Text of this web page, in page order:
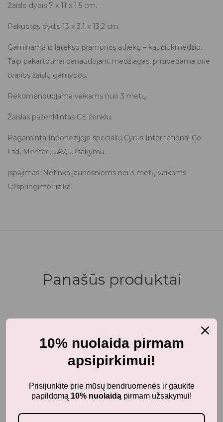
Žaislo dydis 7 x 11 x 1.5 cm.
Pakuotės dydis 13 x 3.1 x 13.2 cm.
Gaminama iš latekso pramonės atliekų – kaučiukmedžio.
Taip pakartotinai panaudojant medžiagas, prisidedama prie
tvarios žaislų gamybos.
Rekomenduojama vaikams nuo 3 metų.
Žaislas paženklintas CE ženklu.
Pagaminta Indonezijoje specialiu Cyrus International Co.
Ltd, Mentari, JAV, užsakymu.
Įspėjimas! Netinka jaunesniems nei 3 metų vaikams.
Užspringimo rizika.
Panašūs produktai
-40%
10% nuolaida pirmam
apsipirkimui!
Prisijunkite prie mūsų bendruomenės ir gaukite
papildomą 10% nuolaidą pirmam užsakymui!